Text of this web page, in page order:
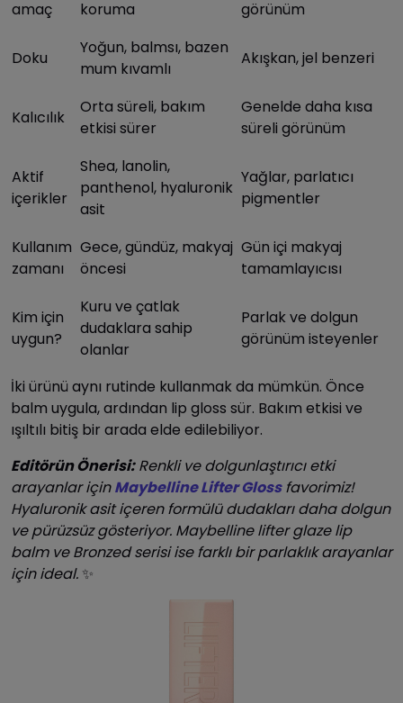
amaç koruma görünüm
Doku
Yoğun, balmsı, bazen
mum kıvamlı
Akışkan, jel benzeri
Kalıcılık
Orta süreli, bakım
etkisi sürer
Genelde daha kısa
süreli görünüm
Aktif
içerikler
Shea, lanolin,
panthenol, hyaluronik
asit
Yağlar, parlatıcı
pigmentler
Kullanım
zamanı
Gece, gündüz, makyaj
öncesi
Gün içi makyaj
tamamlayıcısı
Kim için
uygun?
Kuru ve çatlak
dudaklara sahip
olanlar
Parlak ve dolgun
görünüm isteyenler
İki ürünü aynı rutinde kullanmak da mümkün. Önce
balm uygula, ardından lip gloss sür. Bakım etkisi ve
ışıltılı bitiş bir arada elde edilebiliyor.
Editörün Önerisi: Renkli ve dolgunlaştırıcı etki
arayanlar için Maybelline Lifter Glossfavorimiz!
Hyaluronik asit içeren formülü dudakları daha dolgun
ve pürüzsüz gösteriyor. Maybelline lifter glaze lip
balm ve Bronzed serisi ise farklı bir parlaklık arayanlar
için ideal. ✨